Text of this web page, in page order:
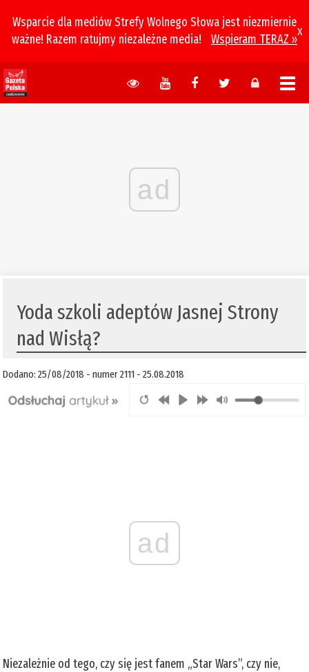
Wsparcie dla mediów Strefy Wolnego Słowa jest niezmiernie
ważne! Razem ratujmy niezależne media!
Wspieram TERAZ »
x
ad
Yoda szkoli adeptów Jasnej Strony
nad Wisłą?
Dodano: 25/08/2018 - numer 2111 - 25.08.2018
ad
Niezależnie od tego, czy się jest fanem „Star Wars”, czy nie,